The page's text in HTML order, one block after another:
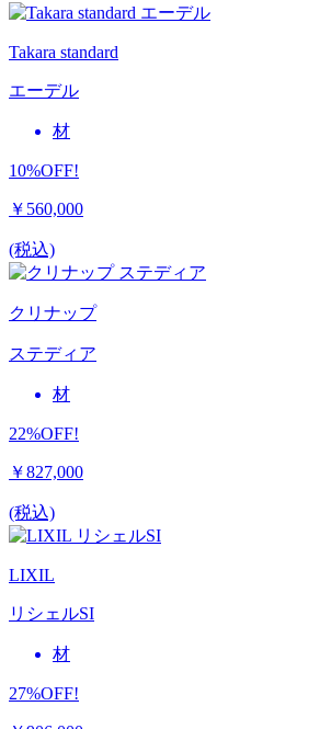
Takara standard
エーデル
材
10%OFF!
￥560,000
(税込)
クリナップ
ステディア
材
22%OFF!
￥827,000
(税込)
LIXIL
リシェルSI
材
27%OFF!